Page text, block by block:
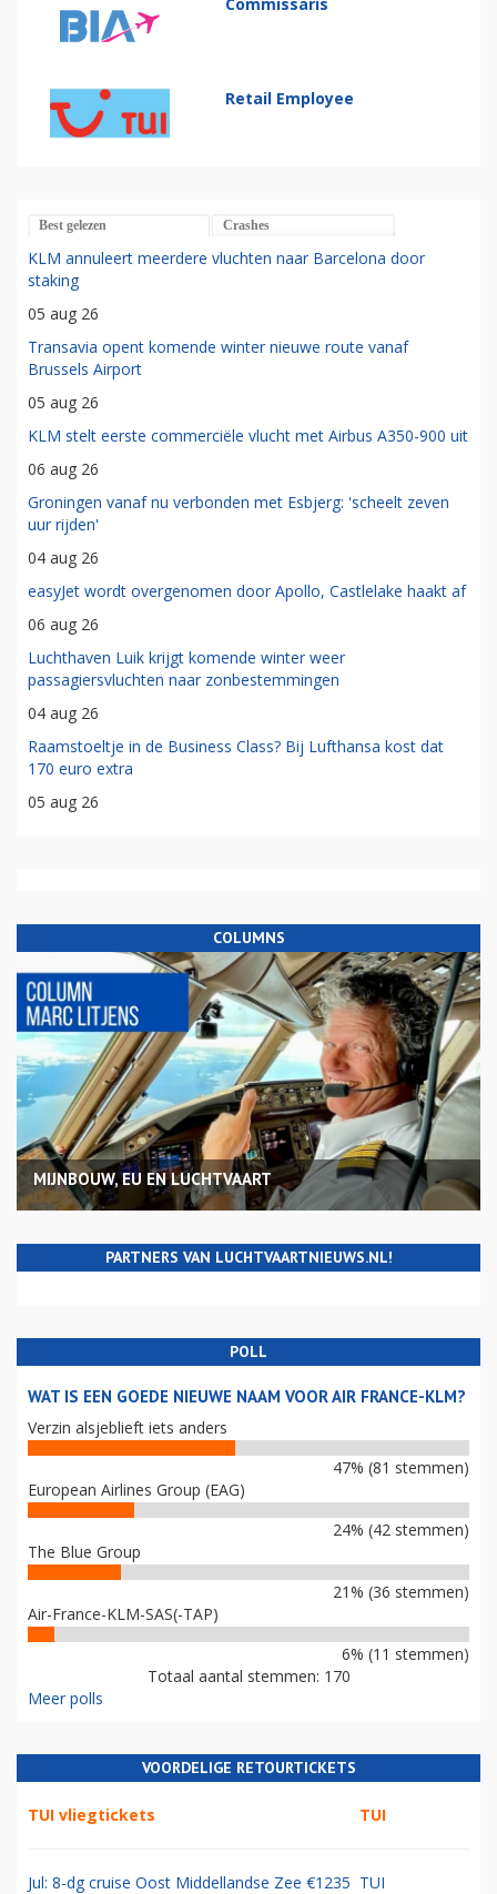
Retail Employee
Best gelezen Crashes
KLM annuleert meerdere vluchten naar Barcelona door
staking
05 aug 26
Transavia opent komende winter nieuwe route vanaf
Brussels Airport
05 aug 26
KLM stelt eerste commerciële vlucht met Airbus A350-900 uit
06 aug 26
Groningen vanaf nu verbonden met Esbjerg: 'scheelt zeven
uur rijden'
04 aug 26
easyJet wordt overgenomen door Apollo, Castlelake haakt af
06 aug 26
Luchthaven Luik krijgt komende winter weer
passagiersvluchten naar zonbestemmingen
04 aug 26
Raamstoeltje in de Business Class? Bij Lufthansa kost dat
170 euro extra
05 aug 26
COLUMNS
MIJNBOUW, EU EN LUCHTVAART
PARTNERS VAN LUCHTVAARTNIEUWS.NL!
POLL
WAT IS EEN GOEDE NIEUWE NAAM VOOR AIR FRANCE-KLM?
Verzin alsjeblieft iets anders
47% (81 stemmen)
European Airlines Group (EAG)
24% (42 stemmen)
The Blue Group
21% (36 stemmen)
Air-France-KLM-SAS(-TAP)
6% (11 stemmen)
Totaal aantal stemmen: 170
Meer polls
VOORDELIGE RETOURTICKETS
TUI vliegtickets TUI
Jul: 8-dg cruise Oost Middellandse Zee €1235 TUI